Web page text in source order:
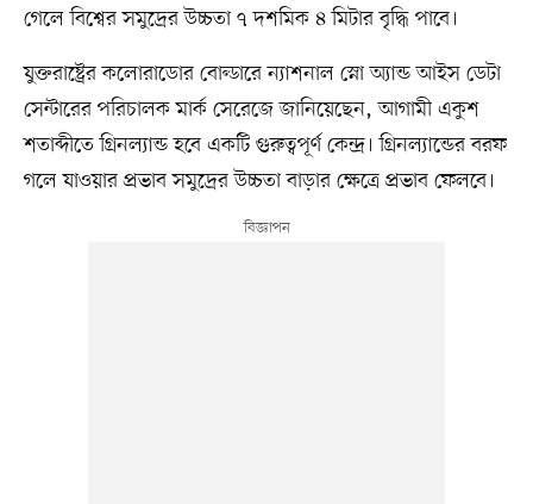
গেলে বিশ্বের সমুদ্রের উচ্চতা ৭ দশমিক ৪ মিটার বৃদ্ধি পাবে।
যুক্তরাষ্ট্রের কলোরাডোর বোল্ডারে ন্যাশনাল স্নো অ্যান্ড আইস ডেটা
সেন্টারের পরিচালক মার্ক সেরেজে জানিয়েছেন, আগামী একুশ
শতাব্দীতে গ্রিনল্যান্ড হবে একটি গুরুত্বপূর্ণ কেন্দ্র। গ্রিনল্যান্ডের বরফ
গলে যাওয়ার প্রভাব সমুদ্রের উচ্চতা বাড়ার ক্ষেত্রে প্রভাব ফেলবে।